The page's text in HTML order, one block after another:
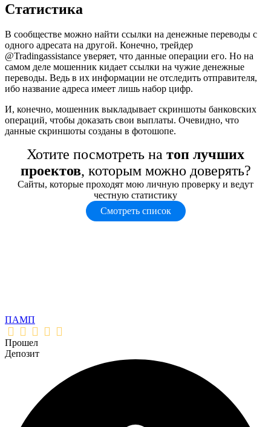
Статистика
В сообществе можно найти ссылки на денежные переводы с
одного адресата на другой. Конечно, трейдер
@Tradingassistance уверяет, что данные операции его. Но на
самом деле мошенник кидает ссылки на чужие денежные
переводы. Ведь в их информации не отследить отправителя,
ибо название адреса имеет лишь набор цифр.
И, конечно, мошенник выкладывает скриншоты банковских
операций, чтобы доказать свои выплаты. Очевидно, что
данные скриншоты созданы в фотошопе.
Хотите посмотреть на топ лучших
проектов, которым можно доверять?
Сайты, которые проходят мою личную проверку и ведут
честную статистику
Смотреть список
ПАМП
Прошел
Депозит